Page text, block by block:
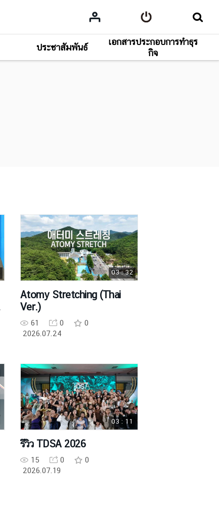
ประชาสัมพันธ์
เอกสารประกอบการทำธุร
กิจ
03 : 32
Atomy Stretching (Thai
Ver.)
61 0
0
2026.07.24
03 : 11
รีวิว TDSA 2026
15 0
0
2026.07.19